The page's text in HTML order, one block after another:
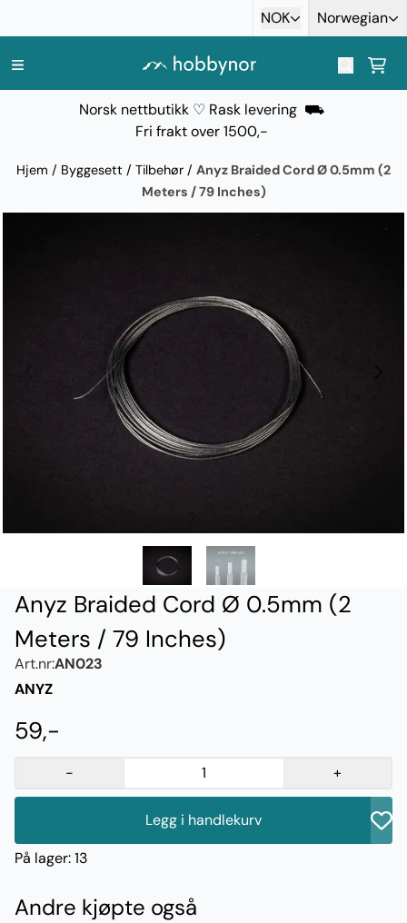
NOK Norwegian
Norsk nettbutikk ♡ Rask levering ⛟
Fri frakt over 1500,-
Hjem / Byggesett / Tilbehør / Anyz Braided Cord Ø 0.5mm (2
Meters / 79 Inches)
Anyz Braided Cord Ø 0.5mm (2
Meters / 79 Inches)
Art.nr:AN023
ANYZ
59,-
- +
Legg i handlekurv
På lager: 13
Andre kjøpte også